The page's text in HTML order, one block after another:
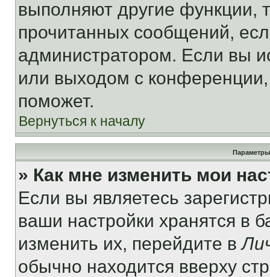
выполняют другие функции,
прочитанных сообщений,
администратором. Если вы
или выходом с
поможет.
Вернуться к началу
Параметры
» Как мне изменить мои
Если вы являетесь
ваши настройки хранятся в
изменить их, перейдите в
обычно находится вверху